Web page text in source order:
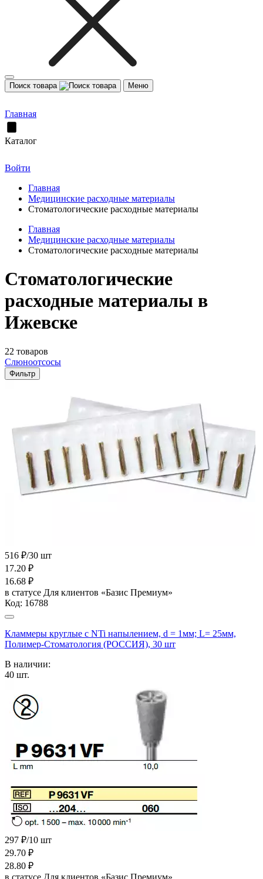
Поиск товара Меню
Главная
Каталог
Войти
Главная
Медицинские расходные материалы
Стоматологические расходные материалы
Главная
Медицинские расходные материалы
Стоматологические расходные материалы
Стоматологические
расходные материалы в
Ижевске
22 товаров
Слюноотсосы
Фильтр
516 ₽/30 шт
17.20 ₽
16.68 ₽
в статусе Для клиентов «Базис Премиум»
Код: 16788
Кламмеры круглые с NTi напылением, d = 1мм; L= 25мм,
Полимер-Стоматология (РОССИЯ), 30 шт
В наличии:
40 шт.
297 ₽/10 шт
29.70 ₽
28.80 ₽
в статусе Для клиентов «Базис Премиум»